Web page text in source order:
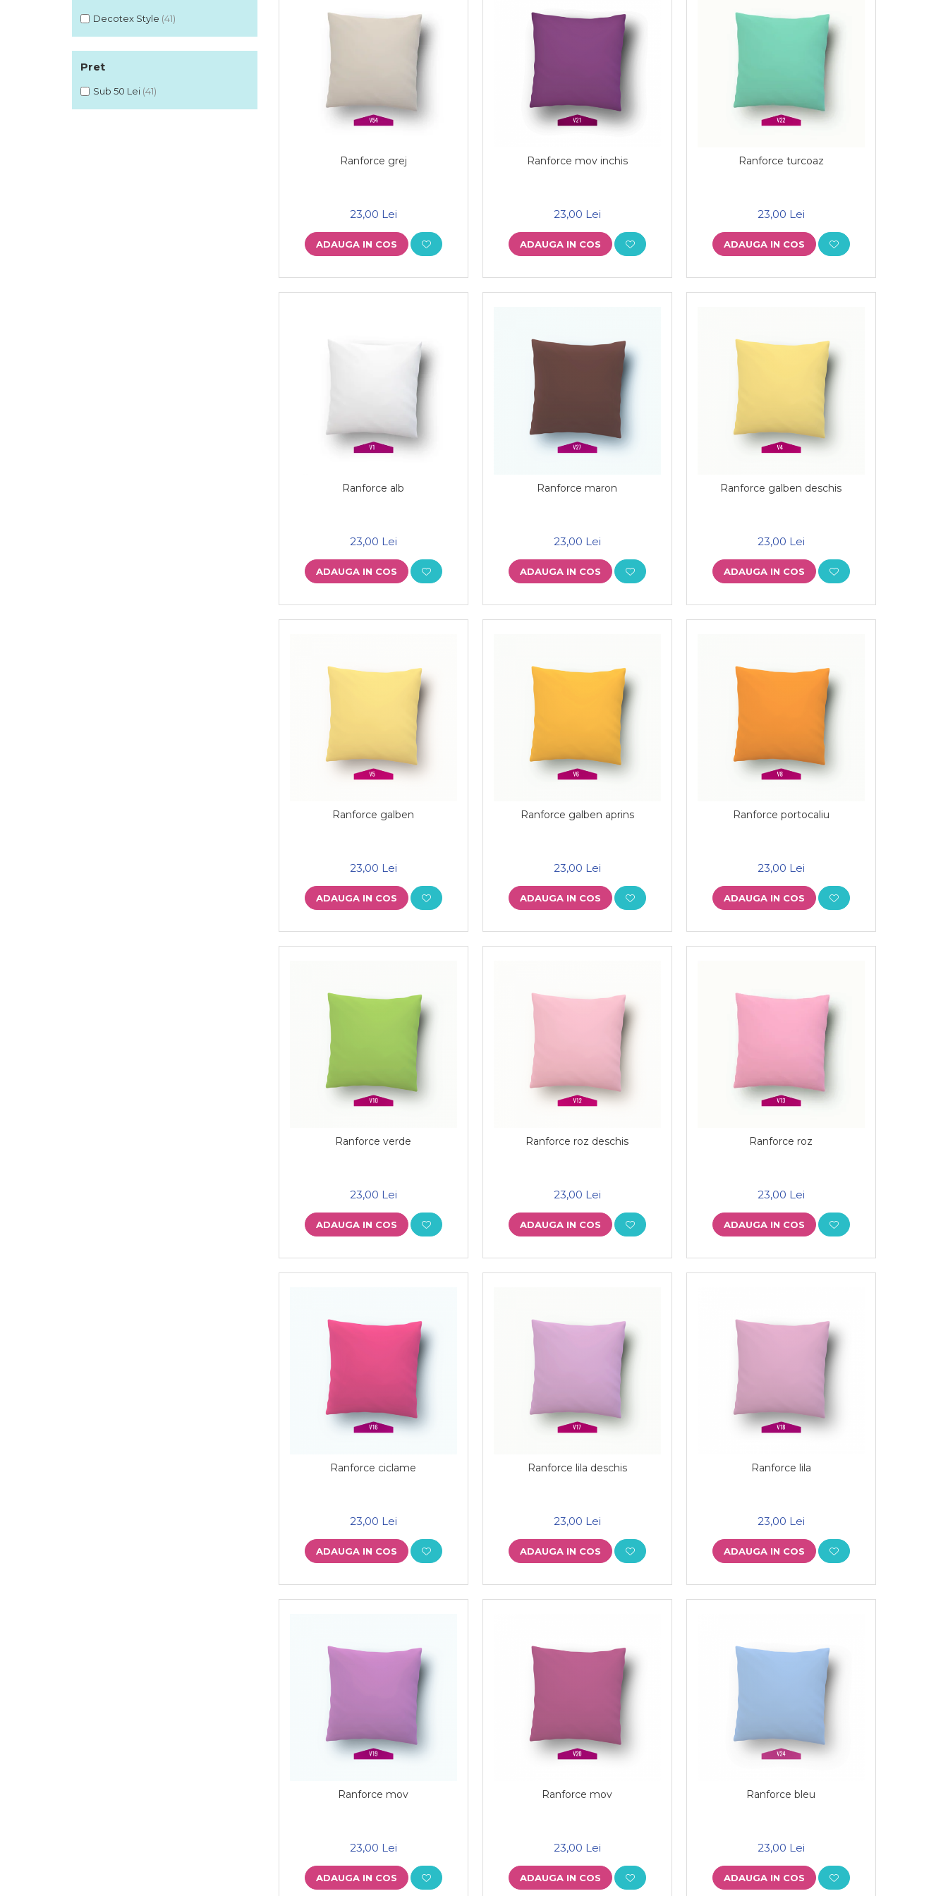
Decotex Style (41)
Pret
Sub 50 Lei (41)
Ranforce grej
23,00 Lei
ADAUGA IN COS
Ranforce mov inchis
23,00 Lei
ADAUGA IN COS
Ranforce turcoaz
23,00 Lei
ADAUGA IN COS
Ranforce alb
23,00 Lei
ADAUGA IN COS
Ranforce maron
23,00 Lei
ADAUGA IN COS
Ranforce galben deschis
23,00 Lei
ADAUGA IN COS
Ranforce galben
23,00 Lei
ADAUGA IN COS
Ranforce galben aprins
23,00 Lei
ADAUGA IN COS
Ranforce portocaliu
23,00 Lei
ADAUGA IN COS
Ranforce verde
23,00 Lei
ADAUGA IN COS
Ranforce roz deschis
23,00 Lei
ADAUGA IN COS
Ranforce roz
23,00 Lei
ADAUGA IN COS
Ranforce ciclame
23,00 Lei
ADAUGA IN COS
Ranforce lila deschis
23,00 Lei
ADAUGA IN COS
Ranforce lila
23,00 Lei
ADAUGA IN COS
Ranforce mov
23,00 Lei
ADAUGA IN COS
Ranforce mov
23,00 Lei
ADAUGA IN COS
Ranforce bleu
23,00 Lei
ADAUGA IN COS